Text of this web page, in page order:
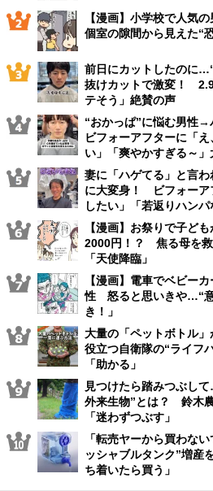
【漫画】小学校で人気
個室の隙間から見えた“
前日にカットしたのに
抜けカットで激変！
テそう」絶賛の声
“おかっぱ”に悩む男性
ビフォーアフターに「
い」「爽やかすぎる～
妻に「ハゲてる」と言
に大変身！ ビフォーア
したい」「若返りハンパ
【漫画】お祭りで子ど
2000円！？ 焦る母を救
「天使降臨」
【漫画】電車でベビー
性 怒ると思いきや…“意
き！」
大量の「ペットボトル
役立つ自衛隊の“ライフ
「助かる」
見つけたら踏みつぶし
外来生物”とは？ 鈴木
「迷わずつぶす」
「転売ヤーから買わな
ッシャブルタンク”増
ち着いたら買う」